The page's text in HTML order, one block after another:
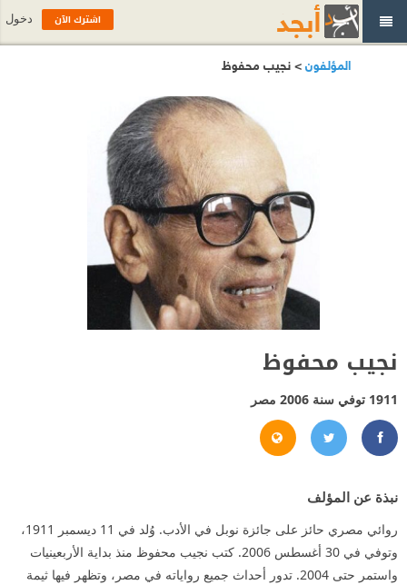
المؤلفون> نجيب محفوظ
نجيب محفوظ
1911 توفي سنة 2006 مصر
https://www.facebook.com/Najuib.Mahfouz
https://twitter.com/#!/Najuib_Mahfouz
نبذة عن المؤلف
روائي مصري حائز على جائزة نوبل في الأدب. وُلد في 11 ديسمبر 1911،
وتوفي في 30 أغسطس 2006. كتب نجيب محفوظ منذ بداية الأربعينيات
واستمر حتى 2004. تدور أحداث جميع رواياته في مصر، وتظهر فيها ثيمة
اشترك الآن دخول